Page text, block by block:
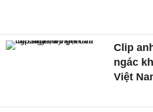
Clip
ngác
Việt